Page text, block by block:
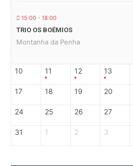
15:00 - 18:00
TRIO OS BOÉMIOS
Montanha da Penha
10 11 12 13
17 18 19 20
24 25 26 27
31 1 2 3